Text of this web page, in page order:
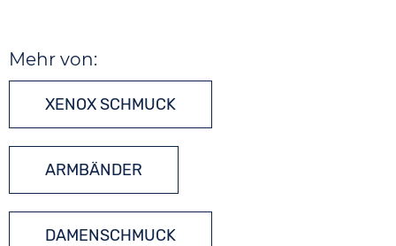
Mehr von:
XENOX SCHMUCK
ARMBÄNDER
DAMENSCHMUCK